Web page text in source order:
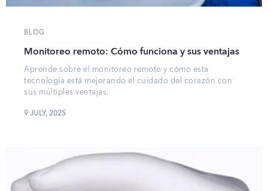
BLOG
Monitoreo remoto: Cómo funciona y sus ventajas
Aprende sobre el monitoreo remoto y cómo esta
tecnología está mejorando el cuidado del corazón con
sus múltiples ventajas.
9 JULY, 2025